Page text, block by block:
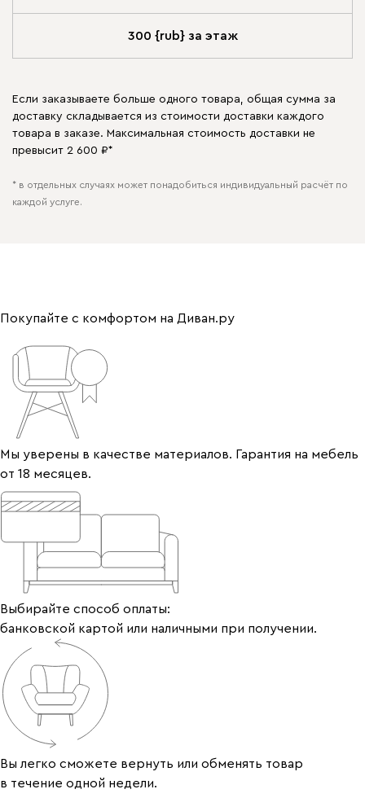
300 {rub} за этаж
Если заказываете больше одного товара, общая сумма за
доставку складывается из стоимости доставки каждого
товара в заказе. Максимальная стоимость доставки не
превысит 2 600 ₽*
* в отдельных случаях может понадобиться индивидуальный расчёт по
каждой услуге.
Покупайте с комфортом на Диван.ру
Мы уверены в качестве материалов. Гарантия на мебель
от 18 месяцев.
Выбирайте способ оплаты:
банковской картой или наличными при получении.
Вы легко сможете вернуть или обменять товар
в течение одной недели.